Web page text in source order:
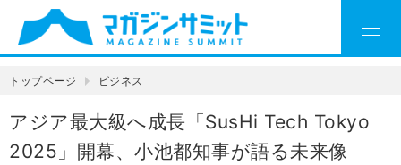
トップページ ビジネス
アジア最大級へ成長「SusHi Tech Tokyo
2025」開幕、小池都知事が語る未来像